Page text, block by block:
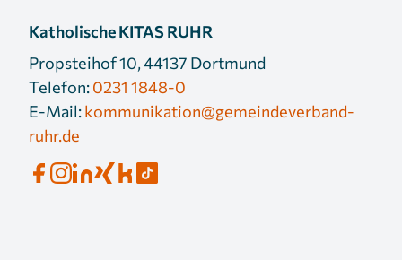
Katholische KITAS RUHR
Propsteihof 10, 44137 Dortmund
Telefon:0231 1848-0
E-Mail:kommunikation@gemeindeverband-
ruhr.de